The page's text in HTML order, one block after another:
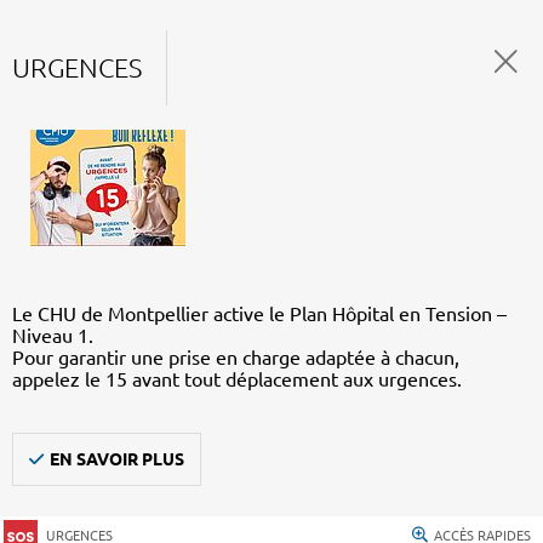
URGENCES
Le CHU de Montpellier active le Plan Hôpital en Tension –
Niveau 1.
Pour garantir une prise en charge adaptée à chacun,
appelez le 15 avant tout déplacement aux urgences.
EN SAVOIR PLUS
URGENCES ACCÈS RAPIDES